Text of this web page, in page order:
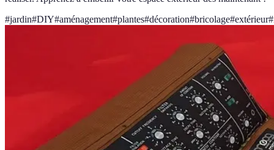
#jardin#DIY#aménagement#plantes#décoration#bricolage#extérieur#